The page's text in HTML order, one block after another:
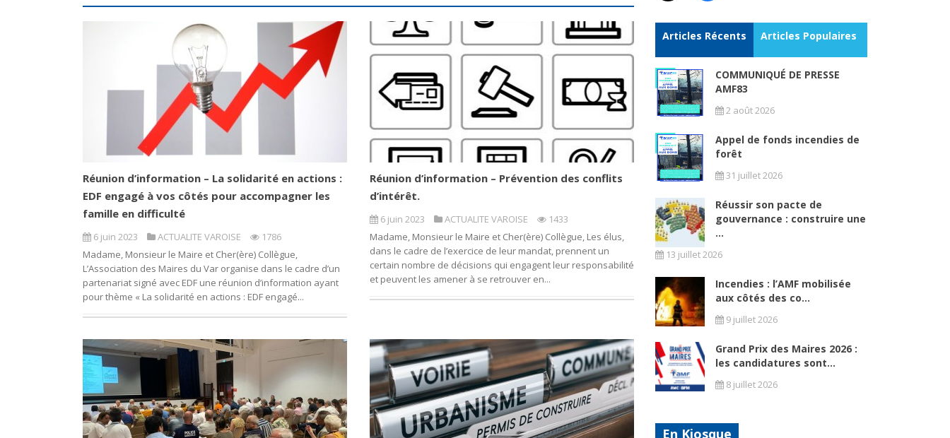
Réunion d’information – La solidarité en actions :
EDF engagé à vos côtés pour accompagner les
famille en difficulté
6 juin 2023 ACTUALITE VAROISE
1786
Madame, Monsieur le Maire et Cher(ère) Collègue,
L’Association des Maires du Var organise dans le cadre d’un
partenariat signé avec EDF une réunion d’information ayant
pour thème « La solidarité en actions : EDF engagé...
Réunion d’information – Prévention des conflits
d’intérêt.
6 juin 2023 ACTUALITE VAROISE
1433
Madame, Monsieur le Maire et Cher(ère) Collègue, Les élus,
dans le cadre de l’exercice de leur mandat, prennent un
certain nombre de décisions qui engagent leur responsabilité
et peuvent les amener à se retrouver en...
Articles Récents Articles Populaires
COMMUNIQUÉ DE PRESSE
AMF83
2 août 2026
Appel de fonds incendies de
forêt
31 juillet 2026
Réussir son pacte de
gouvernance : construire une
...
13 juillet 2026
Incendies : l’AMF mobilisée
aux côtés des co...
9 juillet 2026
Grand Prix des Maires 2026 :
les candidatures sont...
8 juillet 2026
En Kiosque